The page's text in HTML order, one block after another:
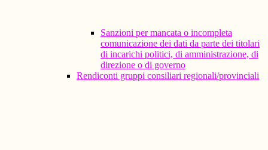
Sanzioni per mancata o incompleta
comunicazione dei dati da parte dei titolari
di incarichi politici, di amministrazione, di
direzione o di governo
Rendiconti gruppi consiliari regionali/provinciali